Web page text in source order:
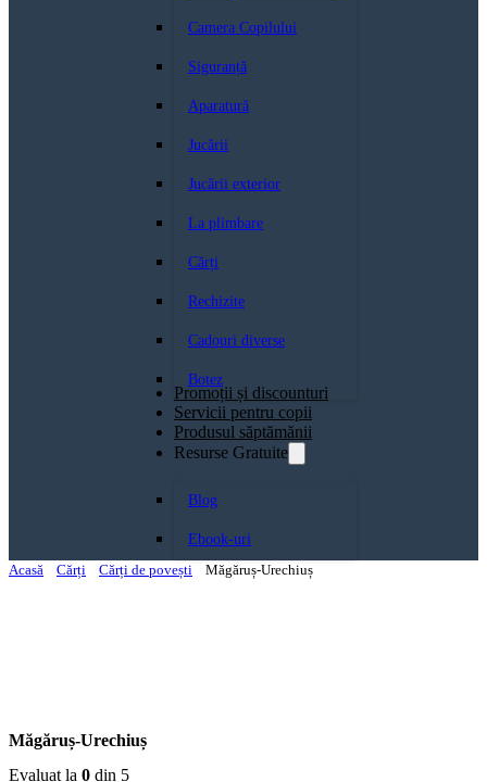
Camera Copilului
Siguranță
Aparatură
Jucării
Jucării exterior
La plimbare
Cărți
Rechizite
Cadouri diverse
Botez
Promoții și discounturi
Servicii pentru copii
Produsul săptămănii
Resurse Gratuite
Blog
Ebook-uri
Acasă
Cărți Cărți de povești Măgăruș-Urechiuș
Măgăruș-Urechiuș
Evaluat la 0 din 5